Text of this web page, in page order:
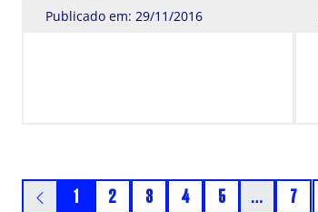
Publicado em: 29/11/2016
1 2 3 4 5 … 7